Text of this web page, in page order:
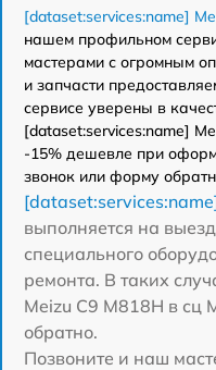
[dataset:services:name]
нашем профильном
мастерами с огромным
и запчасти
сервисе уверены в
[dataset:services:name]
-15% дешевле при
звонок или форму
выполняется на
специального
ремонта. В таких
Meizu C9 M818H в сц
обратно.
Позвоните и наш